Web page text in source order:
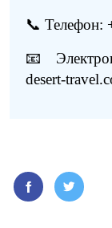
📞 Телефон:
📧
desert-